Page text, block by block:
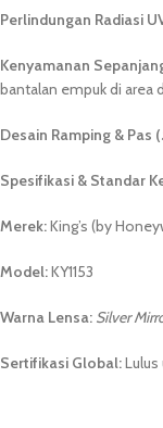
Perlindungan Radiasi
Kenyamanan
bantalan empuk di area
Desain Ramping & Pas (
Spesifikasi & Standar
Merek:King’s (by
Model:KY1153
Warna Lensa: Silver
Sertifikasi Global: